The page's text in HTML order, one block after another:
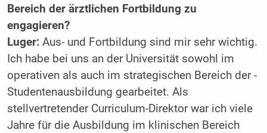
Bereich der ärztlichen Fortbildung zu
engagieren?
Luger:Aus- und Fortbildung sind mir sehr wichtig.
Ich habe bei uns an der Universität sowohl im
operativen als auch im strategischen Bereich der ­
Studentenausbildung gearbeitet. Als
stellvertretender Curriculum-Direktor war ich viele
Jahre für die Ausbildung im klinischen Bereich